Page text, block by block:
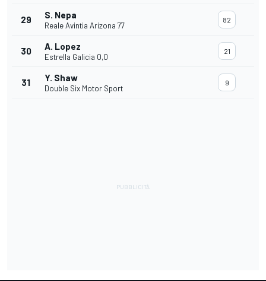
29 S. Nepa
Reale Avintia Arizona 77
82
30 A. Lopez
Estrella Galicia 0,0
21
31 Y. Shaw
Double Six Motor Sport
9